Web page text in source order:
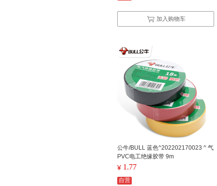
加入购物车
公牛/BULL 蓝色^202202170023 ^ 气
PVC电工绝缘胶带 9m
¥ 1.77
自营